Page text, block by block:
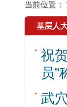
当前位置：
基层人
祝
员”
武